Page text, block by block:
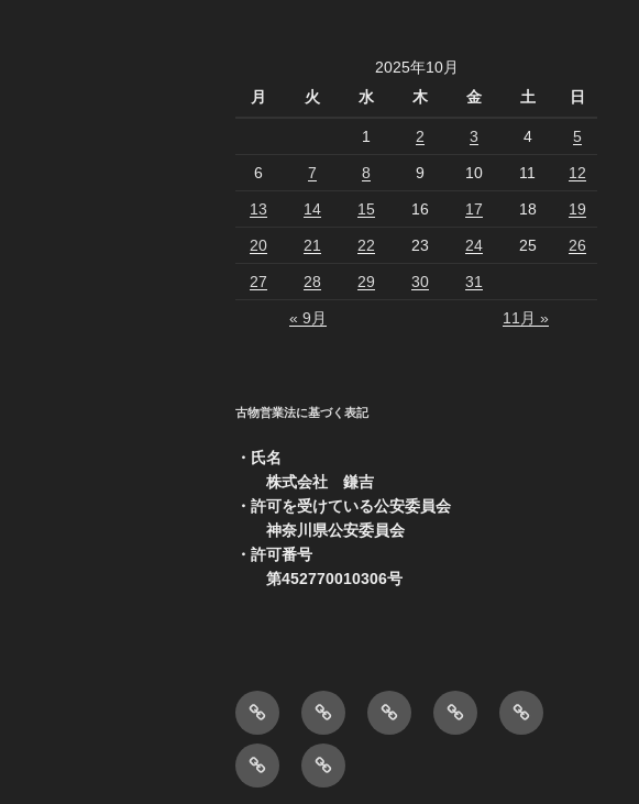
2025年10月
月
火 水 木 金 土 日
1 2 3 4 5
6 7 8 9 10 11 12
13 14 15 16 17 18 19
20 21 22 23 24 25 26
27 28 29 30 31
« 9月 11月 »
古物営業法に基づく表記
・氏名
株式会社 鎌吉
・許可を受けている公安委員会
神奈川県公安委員会
・許可番号
第452770010306号
会
社
概
要
ホ
ー
ム
ペ
日
常
中
古
お
問
ボ
ウ
製
品